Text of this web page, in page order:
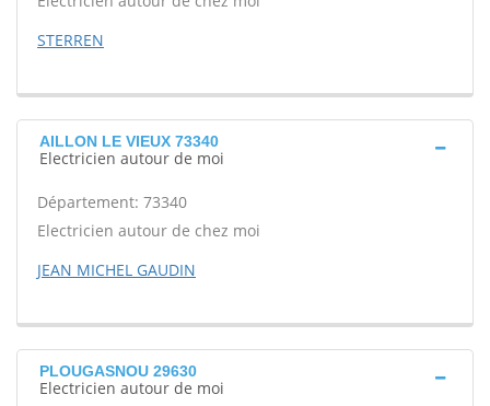
STERREN
AILLON LE VIEUX 73340
Electricien autour de moi
Département: 73340
Electricien autour de chez moi
JEAN MICHEL GAUDIN
PLOUGASNOU 29630
Electricien autour de moi